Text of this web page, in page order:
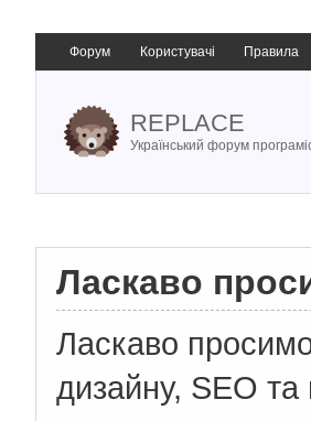
Форум Користувачі Правила
REPLACE
Український форум
Ласкаво
Ласкаво
дизайну, SEO та